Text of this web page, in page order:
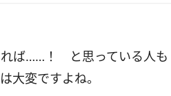
れば……！ と思っている人も
大変ですよね。